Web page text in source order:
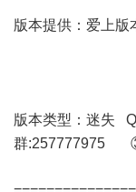
版本提供：爱上
版本类型：迷失
群:257777975